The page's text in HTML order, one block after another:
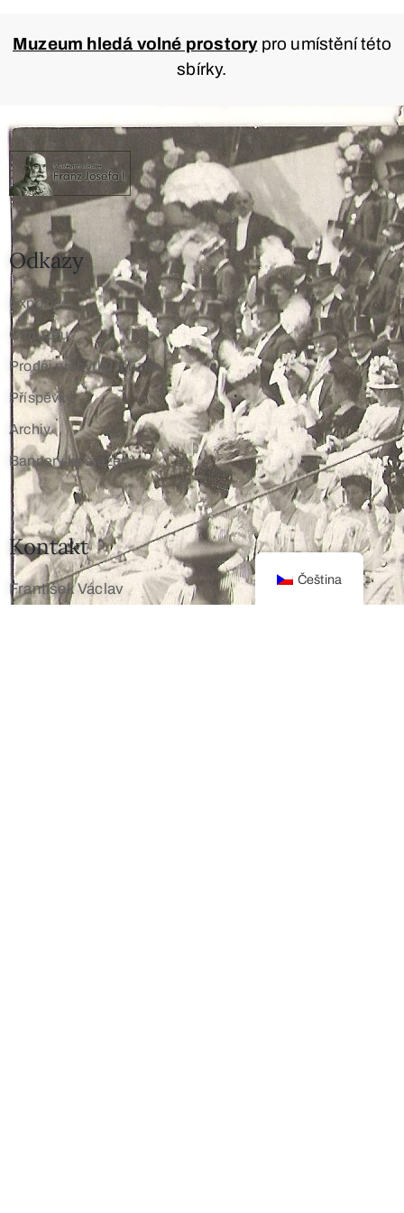
Muzeum hledá volné prostorypro umístění této
sbírky.
Odkazy
Expozice
O muzeu
Prodej přebytků muzea
Příspěvky
Archiv
Bannery ke stažení
Kontakt
František Václav
Čeština